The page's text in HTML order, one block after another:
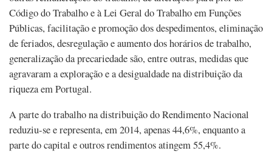
Código do Trabalho e à Lei Geral do Trabalho em Funções
Públicas, facilitação e promoção dos despedimentos, eliminação
de feriados, desregulação e aumento dos horários de trabalho,
generalização da precariedade são, entre outras, medidas que
agravaram a exploração e a desigualdade na distribuição da
riqueza em Portugal.
A parte do trabalho na distribuição do Rendimento Nacional
reduziu-se e representa, em 2014, apenas 44,6%, enquanto a
parte do capital e outros rendimentos atingem 55,4%.